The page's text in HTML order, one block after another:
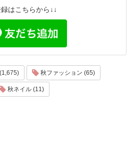
録はこちらから↓↓
秋ファッション (65)
秋ネイル (11)